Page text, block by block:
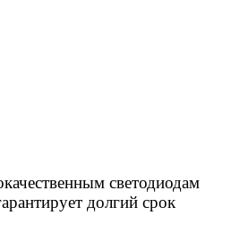
светодиодам
долгий срок